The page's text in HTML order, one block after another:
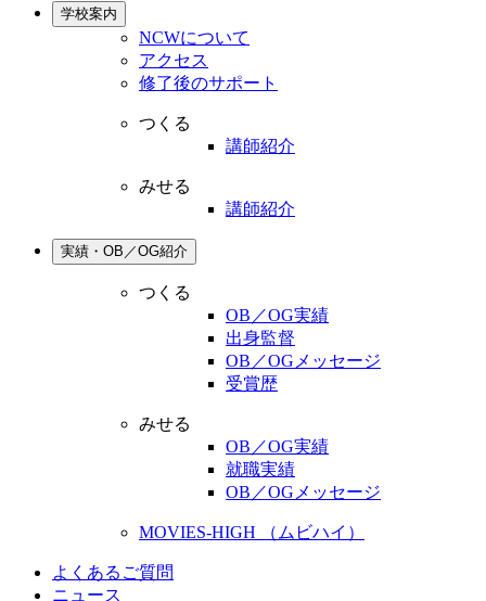
学校案内
NCWについて
アクセス
修了後のサポート
つくる
講師紹介
みせる
講師紹介
実績・OB／OG紹介
つくる
OB／OG実績
出身監督
OB／OGメッセージ
受賞歴
みせる
OB／OG実績
就職実績
OB／OGメッセージ
MOVIES-HIGH （ムビハイ）
よくあるご質問
ニュース